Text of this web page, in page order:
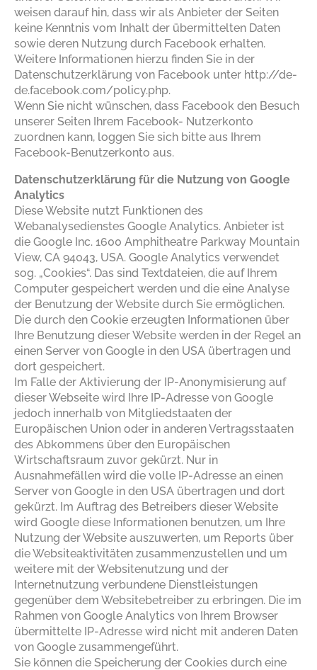
weisen darauf hin, dass wir als Anbieter der Seiten
keine Kenntnis vom Inhalt der übermittelten Daten
sowie deren Nutzung durch Facebook erhalten.
Weitere Informationen hierzu finden Sie in der
Datenschutzerklärung von Facebook unter http://de-
de.facebook.com/policy.php.
Wenn Sie nicht wünschen, dass Facebook den Besuch
unserer Seiten Ihrem Facebook- Nutzerkonto
zuordnen kann, loggen Sie sich bitte aus Ihrem
Facebook-Benutzerkonto aus.
Datenschutzerklärung für die Nutzung von Google
Analytics
Diese Website nutzt Funktionen des
Webanalysedienstes Google Analytics. Anbieter ist
die Google Inc. 1600 Amphitheatre Parkway Mountain
View, CA 94043, USA. Google Analytics verwendet
sog. „Cookies“. Das sind Textdateien, die auf Ihrem
Computer gespeichert werden und die eine Analyse
der Benutzung der Website durch Sie ermöglichen.
Die durch den Cookie erzeugten Informationen über
Ihre Benutzung dieser Website werden in der Regel an
einen Server von Google in den USA übertragen und
dort gespeichert.
Im Falle der Aktivierung der IP-Anonymisierung auf
dieser Webseite wird Ihre IP-Adresse von Google
jedoch innerhalb von Mitgliedstaaten der
Europäischen Union oder in anderen Vertragsstaaten
des Abkommens über den Europäischen
Wirtschaftsraum zuvor gekürzt. Nur in
Ausnahmefällen wird die volle IP-Adresse an einen
Server von Google in den USA übertragen und dort
gekürzt. Im Auftrag des Betreibers dieser Website
wird Google diese Informationen benutzen, um Ihre
Nutzung der Website auszuwerten, um Reports über
die Websiteaktivitäten zusammenzustellen und um
weitere mit der Websitenutzung und der
Internetnutzung verbundene Dienstleistungen
gegenüber dem Websitebetreiber zu erbringen. Die im
Rahmen von Google Analytics von Ihrem Browser
übermittelte IP-Adresse wird nicht mit anderen Daten
von Google zusammengeführt.
Sie können die Speicherung der Cookies durch eine